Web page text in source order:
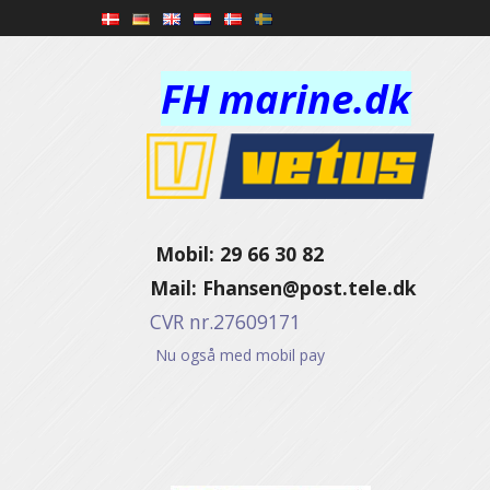
FH marine.dk
Mobil: 29 66 30 82
Mail: Fhansen@post.tele.dk
CVR nr.27609171
Nu også med mobil pay